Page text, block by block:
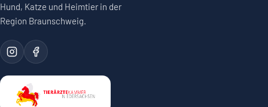
Hund, Katze und Heimtier in der
Region Braunschweig.